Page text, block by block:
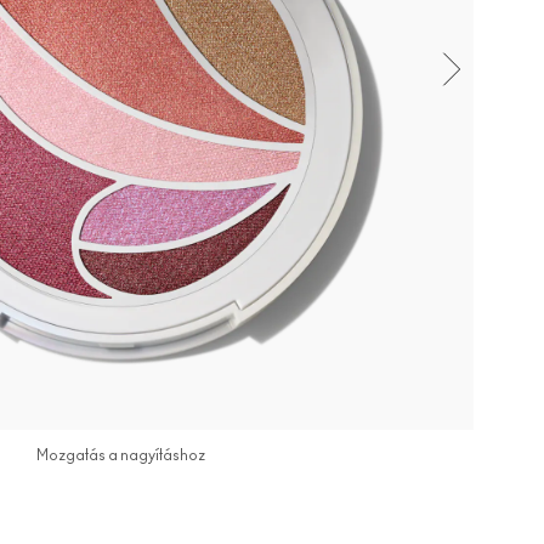
Mozgatás a nagyításhoz